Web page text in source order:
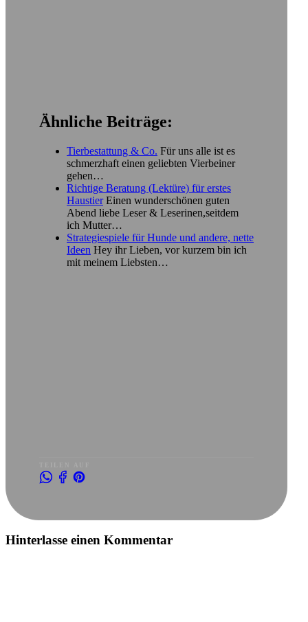
Ähnliche Beiträge:
Tierbestattung & Co. Für uns alle ist es
schmerzhaft einen geliebten Vierbeiner
gehen…
Richtige Beratung (Lektüre) für erstes
HaustierEinen wunderschönen guten
Abend liebe Leser & Leserinen,seitdem
ich Mutter…
Strategiespiele für Hunde und andere, nette
Ideen Hey ihr Lieben, vor kurzem bin ich
mit meinem Liebsten…
Hinterlasse einen Kommentar